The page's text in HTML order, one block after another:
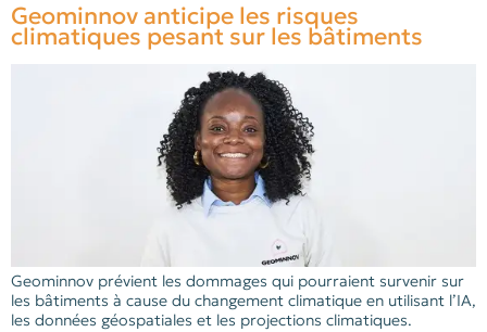
Geominnov anticipe les risques
climatiques pesant sur les bâtiments
Geominnov prévient les dommages qui pourraient survenir sur
les bâtiments à cause du changement climatique en utilisant l’IA,
les données géospatiales et les projections climatiques.